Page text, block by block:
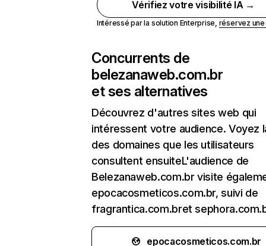
Vérifiez votre visibilité IA →
Intéressé par la solution Enterprise, réservez
Concurrents de
belezanaweb.com.br
et ses alternatives
Découvrez d'autres sites web qui
intéressent votre audience. Voyez
des domaines que les utilisateurs
consultent ensuiteL'audience de
Belezanaweb.com.br visite
epocacosmeticos.com.br, suivi de
fragrantica.com.bret
epocacosmeticos.com.br